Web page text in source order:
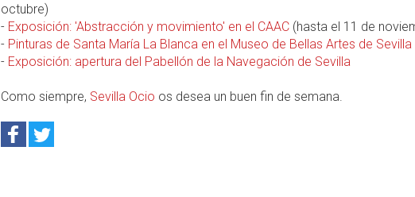
octubre)
- Exposición: 'Abstracción y movimiento' en el CAAC (hasta el 11 de
- Pinturas de Santa María La Blanca en el Museo de Bellas Artes de Sevilla
- Exposición: apertura del Pabellón de la Navegación de Sevilla
Como siempre, Sevilla Ocio os desea un buen fin de semana.